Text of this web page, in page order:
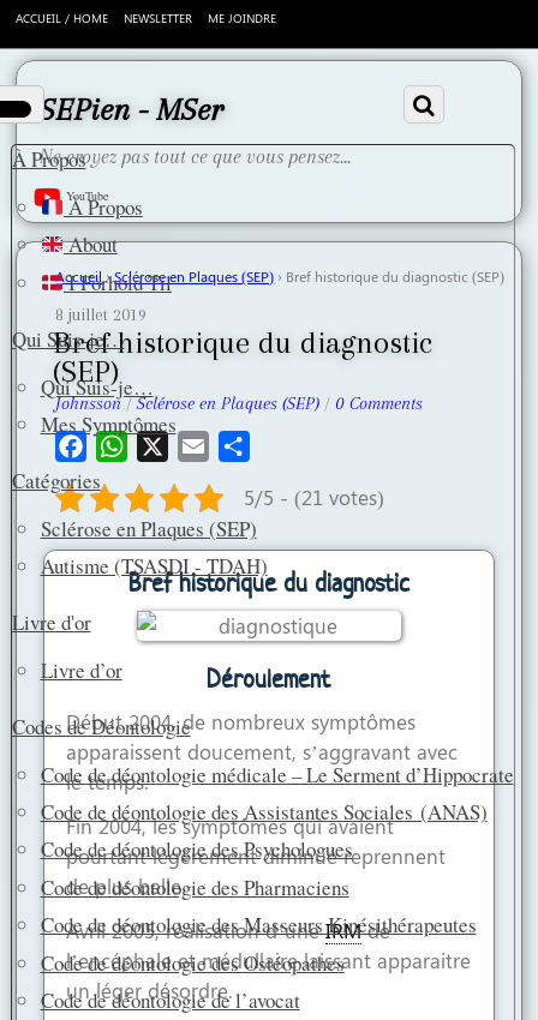
ACCUEIL / HOME NEWSLETTER ME JOINDRE
down
content
SEPien - MSer
Ne croyez pas tout ce que vous pensez...
YouTube
À Propos
À Propos
About
I Forhold Til
Qui Suis-je…
Qui Suis-je…
Mes Symptômes
Catégories
Sclérose en Plaques (SEP)
Autisme (TSASDI - TDAH)
Livre d'or
Livre d’or
Codes de Déontologie
Code de déontologie médicale – Le Serment d’Hippocrate
Code de déontologie des Assistantes Sociales (ANAS)
Code de déontologie des Psychologues
Code de déontologie des Pharmaciens
Code de déontologie des Masseurs Kinésithérapeutes
Code de déontologie des Ostéopathes
Code de déontologie de l’avocat
Accueil ›Sclérose en Plaques (SEP) › Bref historique du diagnostic (SEP)
8 juillet 2019
Bref historique du diagnostic
(SEP)
Johnsson / Sclérose en Plaques (SEP) / 0 Comments
a
c
e
b
o
k
W
a
t
s
p
a
i
l
r
t
a
g
e
5/5 - (21 votes)
Bref historique du diagnostic
Déroulement
Début 2004,de nombreux symptômes
apparaissent doucement, s’aggravant avec
le temps.
Fin 2004, les symptômes qui avaient
pourtant légèrement diminué reprennent
de plus belle.
Avril 2005, réalisation d’uneIRMde
l’encéphale et médullaire laissant apparaitre
un léger désordre.